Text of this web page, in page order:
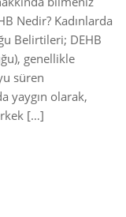
Nedir? Kadınlarda
Belirtileri; DEHB
genellikle
süren
yaygın olarak,
[…]